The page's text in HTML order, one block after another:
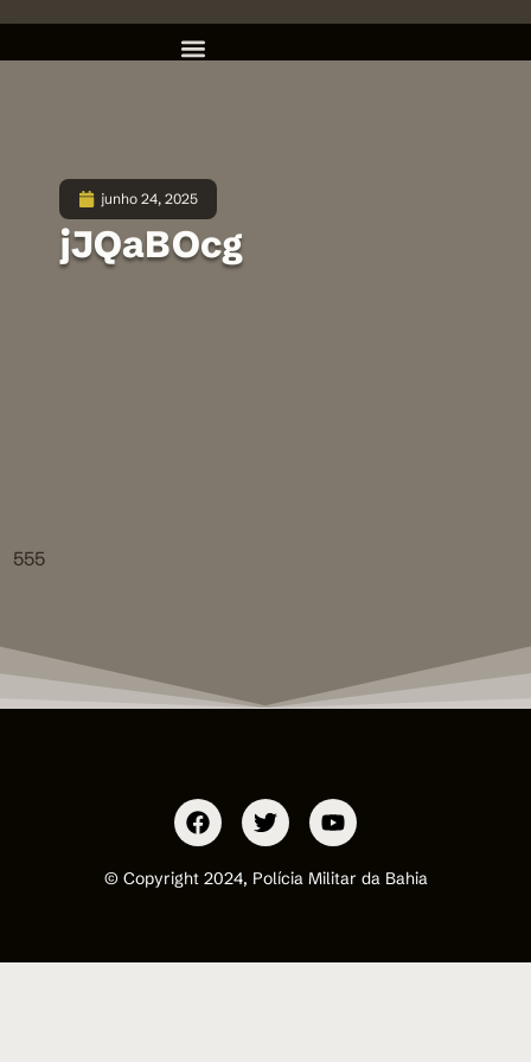
junho 24, 2025
jJQaBOcg
555
© Copyright 2024, Polícia Militar da Bahia